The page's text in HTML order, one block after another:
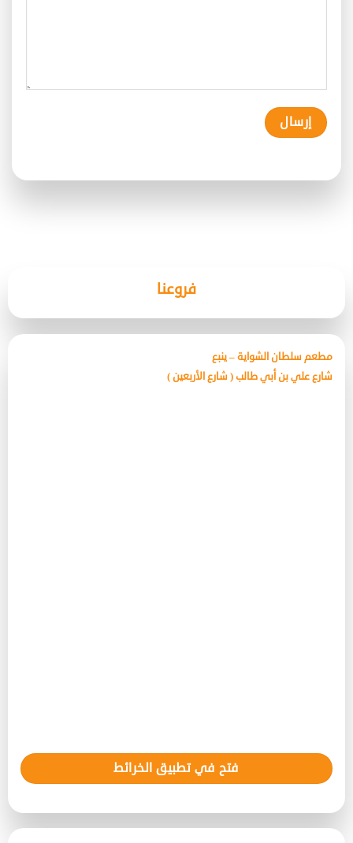
فروعنا
مطعم سلطان الشواية – ينبع
شارع علي بن أبي طالب ( شارع الأربعين )
فتح في تطبيق الخرائط